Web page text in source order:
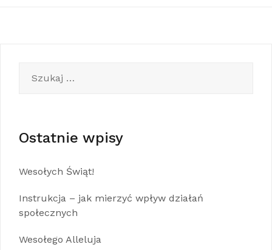
Ostatnie wpisy
Wesołych Świąt!
Instrukcja – jak mierzyć wpływ działań
społecznych
Wesołego Alleluja